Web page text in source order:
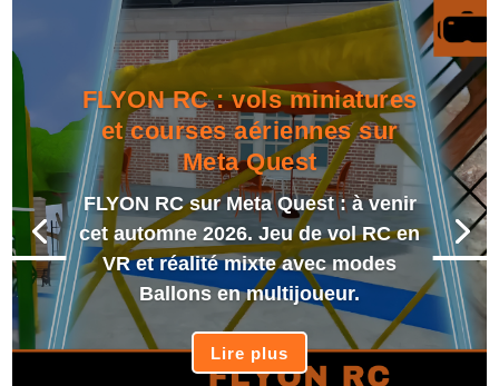
FLYON RC : vols miniatures
et courses aériennes sur
Meta Quest
FLYON RC sur Meta Quest : à venir
cet automne 2026. Jeu de vol RC en
VR et réalité mixte avec modes
Ballons en multijoueur.
Lire plus